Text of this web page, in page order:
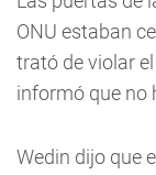
ONU estaban
trató de violar
informó que no
Wedin dijo que